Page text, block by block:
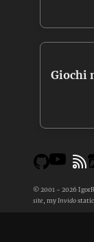
Giochi
© 2001 - 2026
site , my Invido